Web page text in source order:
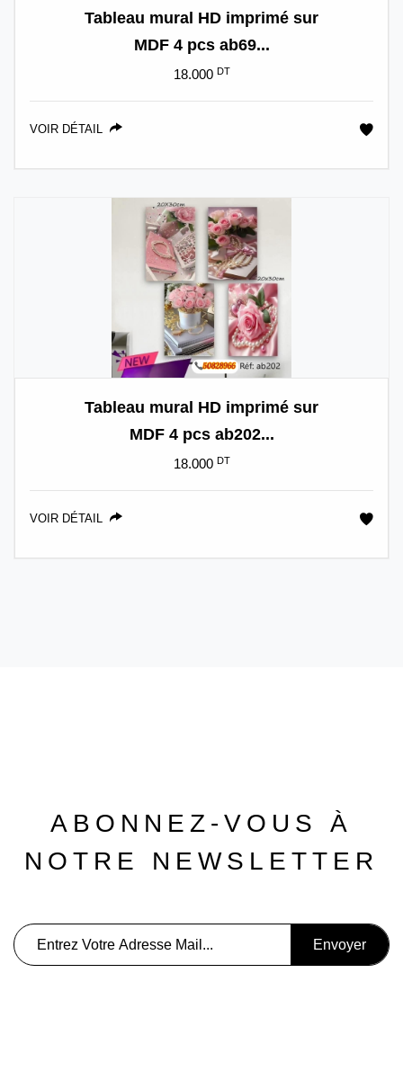
Tableau mural HD imprimé sur
MDF 4 pcs ab69...
18.000 DT
VOIR DÉTAIL
Tableau mural HD imprimé sur
MDF 4 pcs ab202...
18.000 DT
VOIR DÉTAIL
ABONNEZ-VOUS À
NOTRE NEWSLETTER